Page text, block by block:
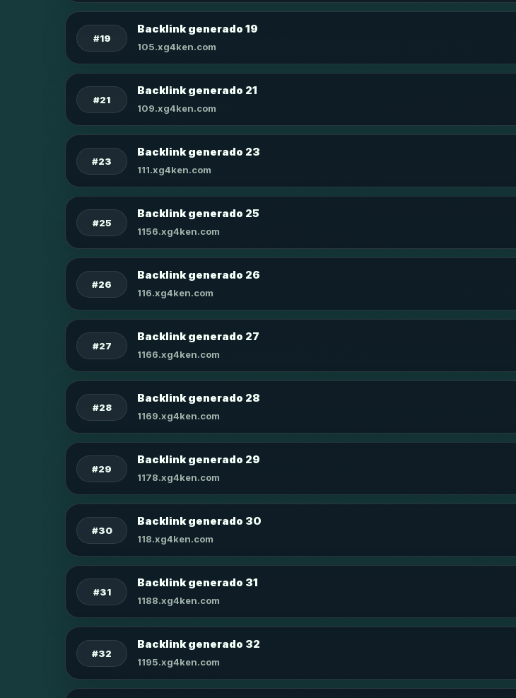
#19
Backlink generado 19
105.xg4ken.com
#21
Backlink generado 21
109.xg4ken.com
#23
Backlink generado 23
111.xg4ken.com
#25
Backlink generado 25
1156.xg4ken.com
#26
Backlink generado 26
116.xg4ken.com
#27
Backlink generado 27
1166.xg4ken.com
#28
Backlink generado 28
1169.xg4ken.com
#29
Backlink generado 29
1178.xg4ken.com
#30
Backlink generado 30
118.xg4ken.com
#31
Backlink generado 31
1188.xg4ken.com
#32
Backlink generado 32
1195.xg4ken.com